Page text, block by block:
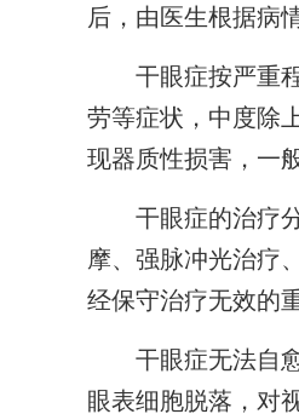
后，由医生根据病
干眼症按严重程
劳等症状，中度除
现器质性损害，一
干眼症的治疗分
摩、强脉冲光治疗
经保守治疗无效的
干眼症无法自愈
眼表细胞脱落，对